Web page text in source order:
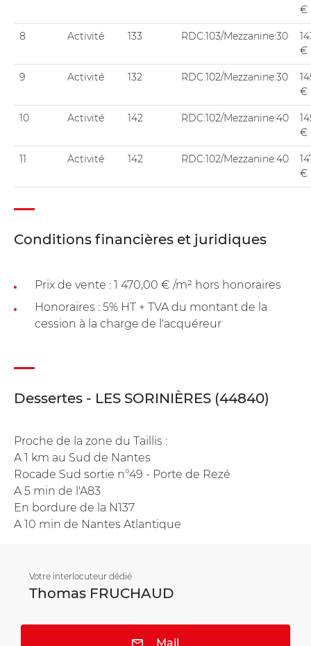
€
8 Activité 133 RDC:103/Mezzanine:30
€
9 Activité 132 RDC:102/Mezzanine:30
€
10 Activité 142 RDC:102/Mezzanine:40
€
11 Activité 142 RDC:102/Mezzanine:40
€
Conditions financières et juridiques
Prix de vente : 1 470,00 € /m² hors honoraires
Honoraires : 5% HT + TVA du montant de la
cession à la charge de l'acquéreur
Dessertes - LES SORINIÈRES (44840)
Proche de la zone du Taillis :
A 1 km au Sud de Nantes
Rocade Sud sortie n°49 - Porte de Rezé
A 5 min de l'A83
En bordure de la N137
A 10 min de Nantes Atlantique
Votre interlocuteur dédié
Thomas FRUCHAUD
Mail